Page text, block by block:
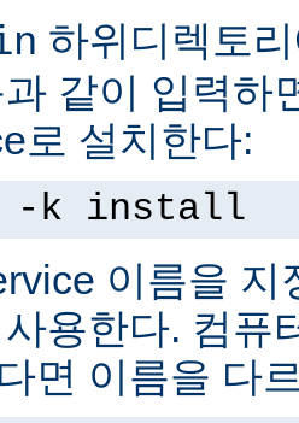
하위디렉토
같이 입력하
로 설치한다:
-k install
이름을 지
용한다. 컴퓨
면 이름을 다